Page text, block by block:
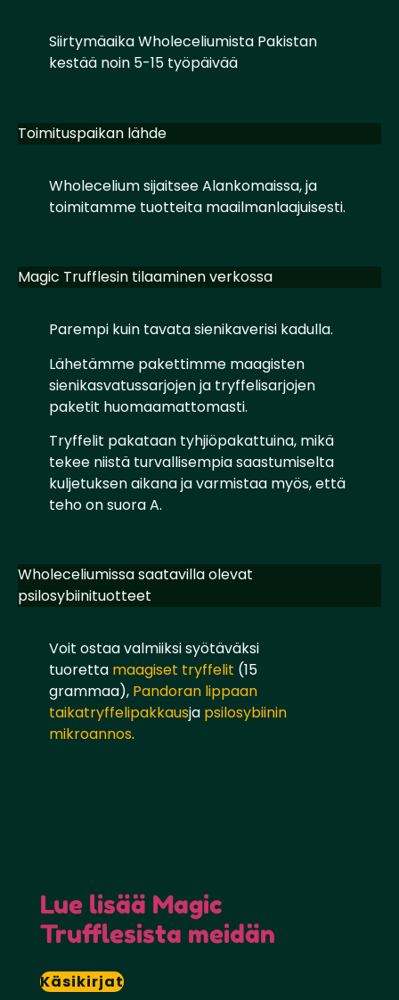
Siirtymäaika Wholeceliumista Pakistan
kestää noin 5-15 työpäivää
Toimituspaikan lähde
Wholecelium sijaitsee Alankomaissa, ja
toimitamme tuotteita maailmanlaajuisesti.
Magic Trufflesin tilaaminen verkossa
Parempi kuin tavata sienikaverisi kadulla.
Lähetämme pakettimme maagisten
sienikasvatussarjojen ja tryffelisarjojen
paketit huomaamattomasti.
Tryffelit pakataan tyhjiöpakattuina, mikä
tekee niistä turvallisempia saastumiselta
kuljetuksen aikana ja varmistaa myös, että
teho on suora A.
Wholeceliumissa saatavilla olevat
psilosybiinituotteet
Voit ostaa valmiiksi syötäväksi
tuoretta maagiset tryffelit (15
grammaa), Pandoran lippaan
taikatryffelipakkausja psilosybiinin
mikroannos.
Lue lisää Magic
Trufflesista meidän
Käsikirjat